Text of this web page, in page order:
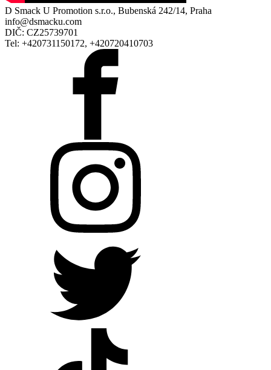
D Smack U Promotion s.r.o., Bubenská 242/14, Praha
info@dsmacku.com
DIČ: CZ25739701
Tel: +420731150172, +420720410703